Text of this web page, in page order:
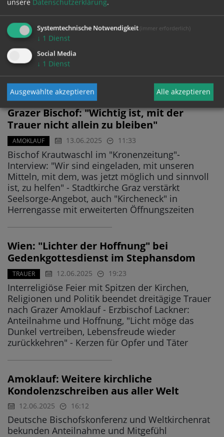
Villach: Solidarität und Gebet für die
Opfer in Graz
13.06.2025 14:41
Evangelischer Superintendent Sauer und
katholischer Stadtpfarrer Pirker standen
Donnerstagabend in Villach Gedenkgottesdienst
vor
Grazer Bischof: "Wichtig ist, mit der
Trauer nicht allein zu bleiben"
AMOKLAUF 13.06.2025 11:33
Bischof Krautwaschl im "Kronenzeitung"-
Interview: "Wir sind eingeladen, mit unseren
Mitteln, mit dem, was jetzt möglich und sinnvoll
ist, zu helfen" - Stadtkirche Graz verstärkt
Seelsorge-Angebot, auch "Kircheneck" in
Herrengasse mit erweiterten Öffnungszeiten
Wien: "Lichter der Hoffnung" bei
Gedenkgottesdienst im Stephansdom
TRAUER 12.06.2025 19:23
Interreligiöse Feier mit Spitzen der Kirchen,
Religionen und Politik beendet dreitägige Trauer
nach Grazer Amoklauf - Erzbischof Lackner:
Anteilnahme und Hoffnung, "Licht möge das
Dunkel vertreiben, Lebensfreude wieder
zurückkehren" - Kerzen für Opfer und Täter
Amoklauf: Weitere kirchliche
Kondolenzschreiben aus aller Welt
12.06.2025 16:12
Deutsche Bischofskonferenz und Weltkirchenrat
bekunden Anteilnahme und Mitgefühl
unsere Datenschutzerklärung.
Systemtechnische Notwendigkeit (immer erforderlich)
↓ 1 Dienst
Social Media
↓ 1 Dienst
Ausgewählte akzeptieren Alle akzeptieren